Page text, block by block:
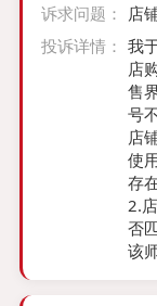
诉求问题：
店
权
投诉详情： 我
店
售
号
店
使
存
2.
否
该